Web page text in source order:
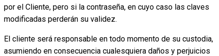
por el Cliente, pero si la contraseña, en cuyo caso las claves
modificadas perderán su validez.
El cliente será responsable en todo momento de su custodia,
asumiendo en consecuencia cualesquiera daños y perjuicios